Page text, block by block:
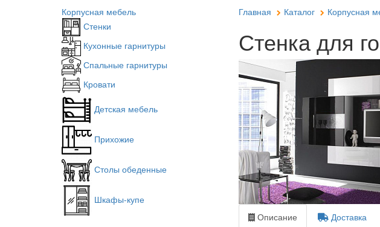
Корпусная мебель
Стенки
Кухонные гарнитуры
Спальные гарнитуры
Кровати
Детская мебель
Прихожие
Столы обеденные
Шкафы-купе
Главная Каталог Корпусная
Стенка для
Описание Доставка